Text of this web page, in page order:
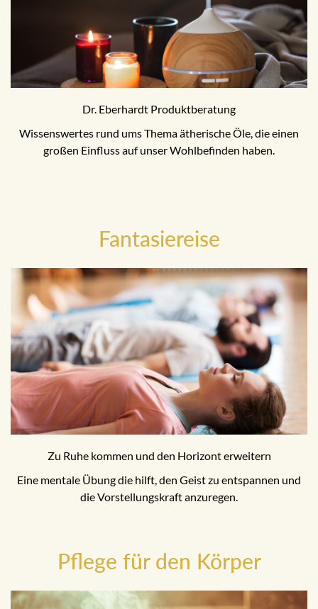
Dr. Eberhardt Produktberatung
Wissenswertes rund ums Thema ätherische Öle, die einen
großen Einfluss auf unser Wohlbefinden haben.
Fantasiereise
Zu Ruhe kommen und den Horizont erweitern
Eine mentale Übung die hilft, den Geist zu entspannen und
die Vorstellungskraft anzuregen.
Pflege für den Körper